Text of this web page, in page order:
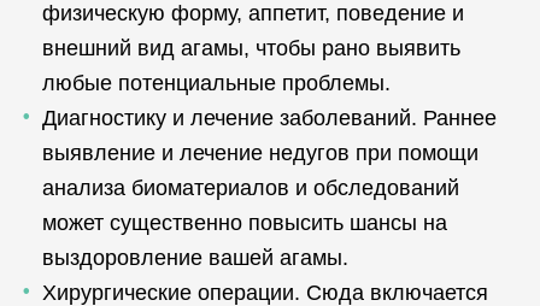
физическую форму, аппетит, поведение и
внешний вид агамы, чтобы рано выявить
любые потенциальные проблемы.
Диагностику и лечение заболеваний. Раннее
выявление и лечение недугов при помощи
анализа биоматериалов и обследований
может существенно повысить шансы на
выздоровление вашей агамы.
Хирургические операции. Сюда включается